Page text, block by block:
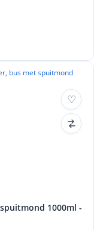
1000ml -